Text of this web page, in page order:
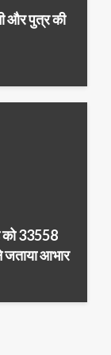
और पुत्र की
को 33558
जताया आभार